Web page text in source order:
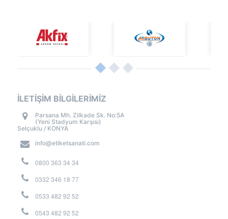
İLETİŞİM BİLGİLERİMİZ
Parsana Mh. Zilkade Sk. No:5A
(Yeni Stadyum Karşısı)
Selçuklu / KONYA
info@etiketsanati.com
0800 363 34 34
0332 346 18 77
0533 482 92 52
0543 482 92 52